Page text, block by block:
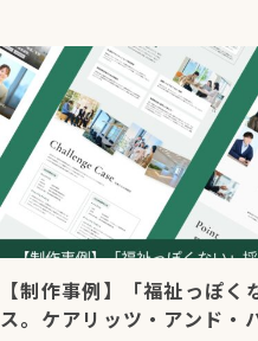
【制作事例】「福祉っぽ
ス。ケアリッツ・アンド・